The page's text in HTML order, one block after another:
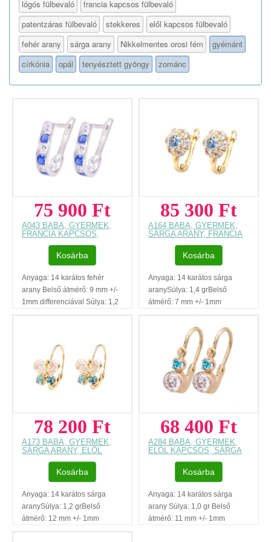
lógós fülbevaló
francia kapcsos fülbevaló
patentzáras fülbevaló
stekkeres
elől kapcsos fülbevaló
fehér arany
sárga arany Nikkelmentes orosi fém
gyémánt
církónia
opál tenyésztett gyöngy zománc
75 900 Ft
A043 BABA, GYERMEK,
FRANCIA KAPCSOS,
FÜLBEVALÓKosárba
Anyaga: 14 karátos fehér
arany Belső átmérő: 9 mm +/-
1mm differenciával Súlya: 1,2
Regisztráció nélküli vásárlás
Ajándék díszdoboz Az ár, egy
pár fülbevalóra vonatkozik.
Füllyukasztással kapcsolatos
A vásárlást segítő, további
hasznos tudnivalókról
olvashat itt...
85 300 Ft
A164 BABA, GYERMEK,
SÁRGA ARANY, FRANCIA
FÜLBEVALÓKosárba
Anyaga: 14 karátos sárga
aranySúlya: 1,4 grBelső
átmérő: 7 mm +/- 1mm
türkízkék cirkóniaVirág
átmérője: 8 mm Szállítási
határidő: GLS 5-8
munkanapRegisztráció nélküli
vásárlásAjándék díszdobozAz
ár, egy pár fülbevalóra
tudnivalók:
vásárlást segítő, további
hasznos tudnivalókról
78 200 Ft
A173 BABA, GYERMEK,
SÁRGA ARANY, ELŐL
FÜLBEVALÓKosárba
Anyaga: 14 karátos sárga
aranySúlya: 1,2 grBelső
átmérő: 12 mm +/- 1mm
68 400 Ft
A284 BABA, GYERMEK,
ELŐL KAPCSOS, SÁRGA
Kosárba
Anyaga: 14 karátos sárga
arany Súlya: 1,0 gr Belső
átmérő: 11 mm +/- 1mm